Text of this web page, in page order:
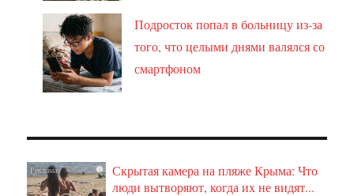
Подросток попал в больницу из-за
того, что целыми днями валялся со
смартфоном
i
Скрытая камера на пляже Крыма: Что
люди вытворяют, когда их не видят...